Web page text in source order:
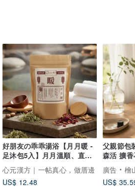
好朋友の乖乖湯浴【月月暖 -
足沐包5入】月月溫順、直到
浴見妳
心元漢方｜一帖真心，做厝邊
US$ 12.48
父親節包
森活 擴
喬遷禮
廣告
檜山坊
US$